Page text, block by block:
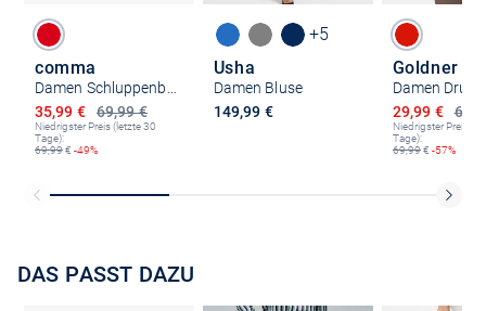
comma
69,99 €
Ermäßigter Preis
35,99 €
Niedrigster Preis (letzte 30
Tage):
69,99€ -49%
+5
Usha
Damen Bluse
149,99 €
Goldner
Damen
Ermäßigter
29,99 €
Niedrigster Preis
Tage):
69,99€ -57%
DAS PASST DAZU